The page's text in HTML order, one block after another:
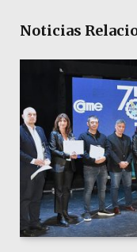
Noticias